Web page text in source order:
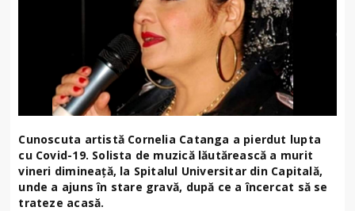
Cunoscuta artistă Cornelia Catanga a pierdut lupta
cu Covid-19. Solista de muzică lăutărească a murit
vineri dimineață, la Spitalul Universitar din Capitală,
unde a ajuns în stare gravă, după ce a încercat să se
trateze acasă.